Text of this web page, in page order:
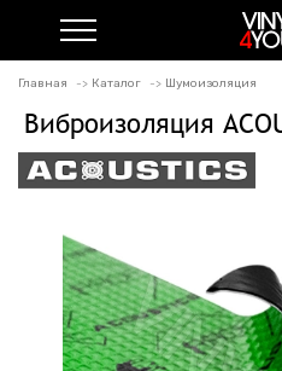
Главная Каталог Шумоизоляция
Виброизоляция